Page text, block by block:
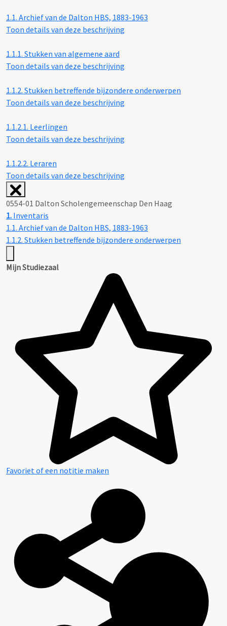
1.1. Archief van de Dalton HBS, 1883-1963
Toon details van deze beschrijving
1.1.1. Stukken van algemene aard
Toon details van deze beschrijving
1.1.2. Stukken betreffende bijzondere onderwerpen
Toon details van deze beschrijving
1.1.2.1. Leerlingen
Toon details van deze beschrijving
1.1.2.2. Leraren
Toon details van deze beschrijving
0554-01 Dalton Scholengemeenschap Den Haag
1. Inventaris
1.1. Archief van de Dalton HBS, 1883-1963
1.1.2. Stukken betreffende bijzondere onderwerpen
Mijn Studiezaal
Favoriet of een notitie maken